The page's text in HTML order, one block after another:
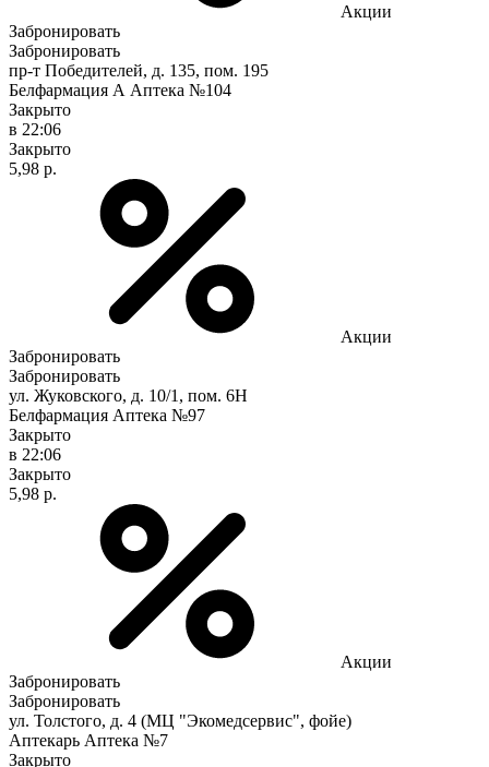
Акции
Забронировать
Забронировать
пр-т Победителей, д. 135, пом. 195
Белфармация А Аптека №104
Закрыто
в 22:06
Закрыто
5,98 р.
Акции
Забронировать
Забронировать
ул. Жуковского, д. 10/1, пом. 6Н
Белфармация Аптека №97
Закрыто
в 22:06
Закрыто
5,98 р.
Акции
Забронировать
Забронировать
ул. Толстого, д. 4 (МЦ "Экомедсервис", фойе)
Аптекарь Аптека №7
Закрыто